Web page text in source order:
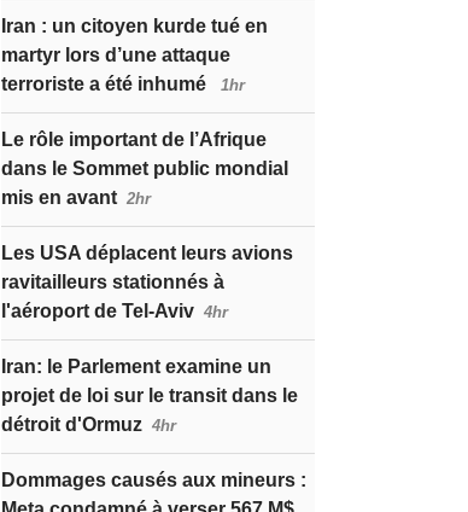
Iran : un citoyen kurde tué en
martyr lors d’une attaque
terroriste a été inhumé
1hr
Le rôle important de l’Afrique
dans le Sommet public mondial
mis en avant 2hr
Les USA déplacent leurs avions
ravitailleurs stationnés à
l'aéroport de Tel-Aviv 4hr
Iran: le Parlement examine un
projet de loi sur le transit dans le
détroit d'Ormuz 4hr
Dommages causés aux mineurs :